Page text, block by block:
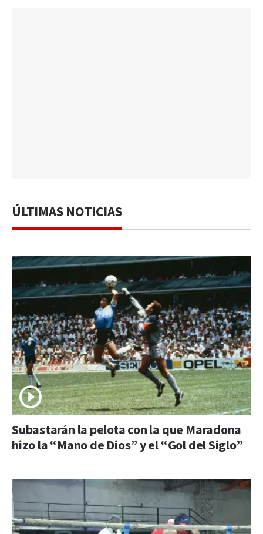
ÚLTIMAS NOTICIAS
Subastarán la pelota con la que Maradona
hizo la “Mano de Dios” y el “Gol del Siglo”